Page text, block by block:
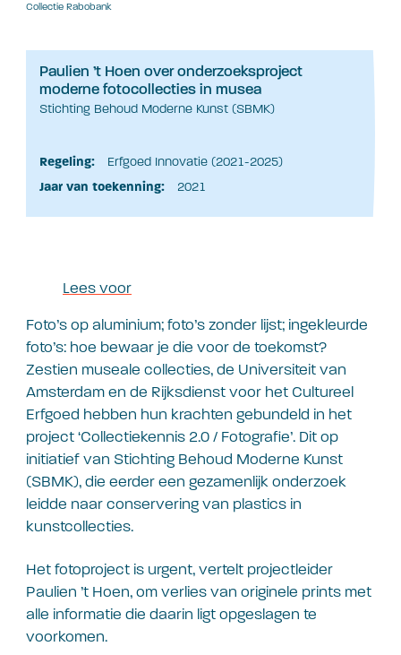
Collectie Rabobank
Paulien ’t Hoen over onderzoeksproject
moderne fotocollecties in musea
Stichting Behoud Moderne Kunst (SBMK)
Regeling:
Erfgoed Innovatie (2021-2025)
Jaar van toekenning:
2021
Lees voor
Foto’s op aluminium; foto’s zonder lijst; ingekleurde
foto’s: hoe bewaar je die voor de toekomst?
Zestien museale collecties, de Universiteit van
Amsterdam en de Rijksdienst voor het Cultureel
Erfgoed hebben hun krachten gebundeld in het
project ‘Collectiekennis 2.0 / Fotografie’. Dit op
initiatief van Stichting Behoud Moderne Kunst
(SBMK), die eerder een gezamenlijk onderzoek
leidde naar conservering van plastics in
kunstcollecties.
Het fotoproject is urgent, vertelt projectleider
Paulien ’t Hoen, om verlies van originele prints met
alle informatie die daarin ligt opgeslagen te
voorkomen.